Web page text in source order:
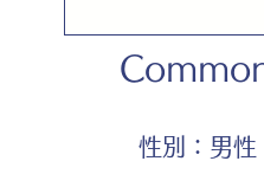
性別： 男性